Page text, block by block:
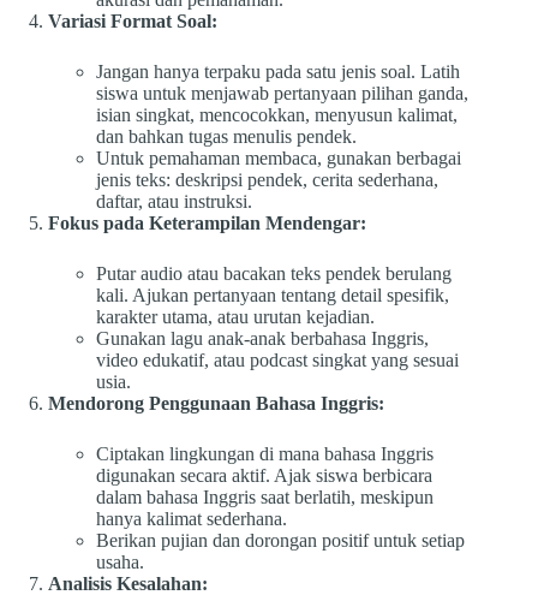
Variasi Format Soal:
Jangan hanya terpaku pada satu jenis soal. Latih
siswa untuk menjawab pertanyaan pilihan ganda,
isian singkat, mencocokkan, menyusun kalimat,
dan bahkan tugas menulis pendek.
Untuk pemahaman membaca, gunakan berbagai
jenis teks: deskripsi pendek, cerita sederhana,
daftar, atau instruksi.
Fokus pada Keterampilan Mendengar:
Putar audio atau bacakan teks pendek berulang
kali. Ajukan pertanyaan tentang detail spesifik,
karakter utama, atau urutan kejadian.
Gunakan lagu anak-anak berbahasa Inggris,
video edukatif, atau podcast singkat yang sesuai
usia.
Mendorong Penggunaan Bahasa Inggris:
Ciptakan lingkungan di mana bahasa Inggris
digunakan secara aktif. Ajak siswa berbicara
dalam bahasa Inggris saat berlatih, meskipun
hanya kalimat sederhana.
Berikan pujian dan dorongan positif untuk setiap
usaha.
Analisis Kesalahan: